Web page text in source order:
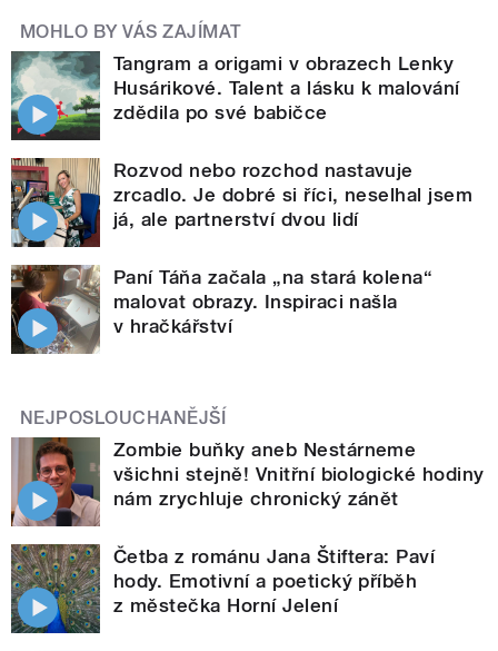
MOHLO BY VÁS ZAJÍMAT
Tangram a origami v obrazech Lenky
Husárikové. Talent a lásku k malování
zdědila po své babičce
Rozvod nebo rozchod nastavuje
zrcadlo. Je dobré si říci, neselhal jsem
já, ale partnerství dvou lidí
Paní Táňa začala „na stará kolena“
malovat obrazy. Inspiraci našla
v hračkářství
NEJPOSLOUCHANĚJŠÍ
Zombie buňky aneb Nestárneme
všichni stejně! Vnitřní biologické hodiny
nám zrychluje chronický zánět
Četba z románu Jana Štiftera: Paví
hody. Emotivní a poetický příběh
z městečka Horní Jelení